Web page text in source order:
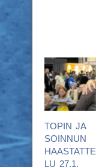
TOPIN JA
SOINNUN
HAASTATTE
LU 27.1.